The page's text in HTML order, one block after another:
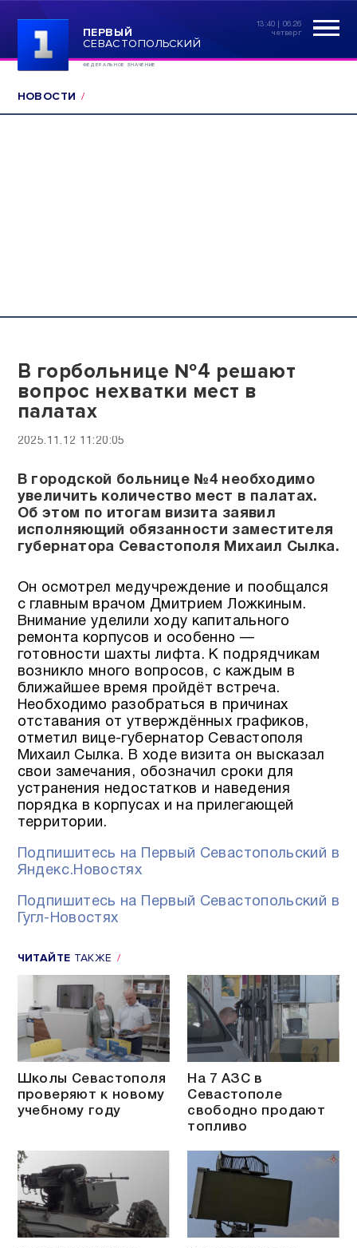
ПЕРВЫЙ
СЕВАСТОПОЛЬСКИЙ
ФЕДЕРАЛЬНОЕ ЗНАЧЕНИЕ
13:40 | 06.26
четверг
НОВОСТИ
В горбольнице №4 решают
вопрос нехватки мест в
палатах
2025.11.12 11:20:05
В городской больнице №4 необходимо
увеличить количество мест в палатах.
Об этом по итогам визита заявил
исполняющий обязанности заместителя
губернатора Севастополя Михаил Сылка.
Он осмотрел медучреждение и пообщался
с главным врачом Дмитрием Ложкиным.
Внимание уделили ходу капитального
ремонта корпусов и особенно —
готовности шахты лифта. К подрядчикам
возникло много вопросов, с каждым в
ближайшее время пройдёт встреча.
Необходимо разобраться в причинах
отставания от утверждённых графиков,
отметил вице-губернатор Севастополя
Михаил Сылка. В ходе визита он высказал
свои замечания, обозначил сроки для
устранения недостатков и наведения
порядка в корпусах и на прилегающей
территории.
Подпишитесь на Первый Севастопольский в
Яндекс.Новостях
Подпишитесь на Первый Севастопольский в
Гугл-Новостях
ЧИТАЙТЕ ТАКЖЕ
Школы Севастополя
проверяют к новому
учебному году
На 7 АЗС в
Севастополе
свободно продают
топливо